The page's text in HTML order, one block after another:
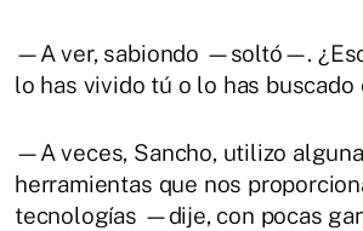
—A ver, sabiondo —soltó—.
lo has vivido tú o lo has
—A veces, Sancho, utilizo
herramientas que nos
tecnologías —dije, con pocas